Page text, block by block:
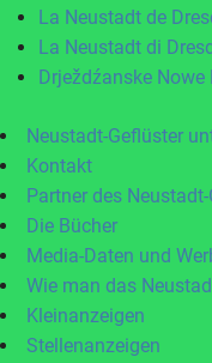
La Neustadt de
La Neustadt di
Drježdźanske Nowe
Neustadt-Geflüster
Kontakt
Partner des
Die Bücher
Media-Daten und
Wie man das
Kleinanzeigen
Stellenanzeigen